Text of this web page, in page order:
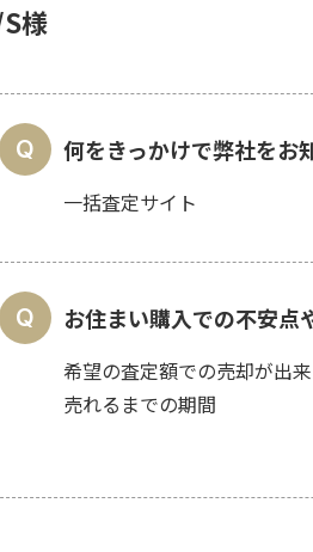
様
何をきっかけで弊社をお
一括査定サイト
お住まい購入での不安点
希望の査定額での売却が出
売れるまでの期間